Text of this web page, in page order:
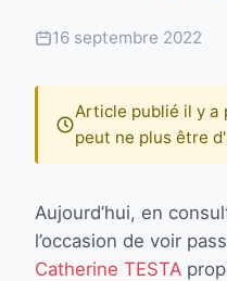
16 septembre 2022
Article publié il y a
peut ne plus être
Aujourd’hui, en
l’occasion de voir
Catherine TESTA